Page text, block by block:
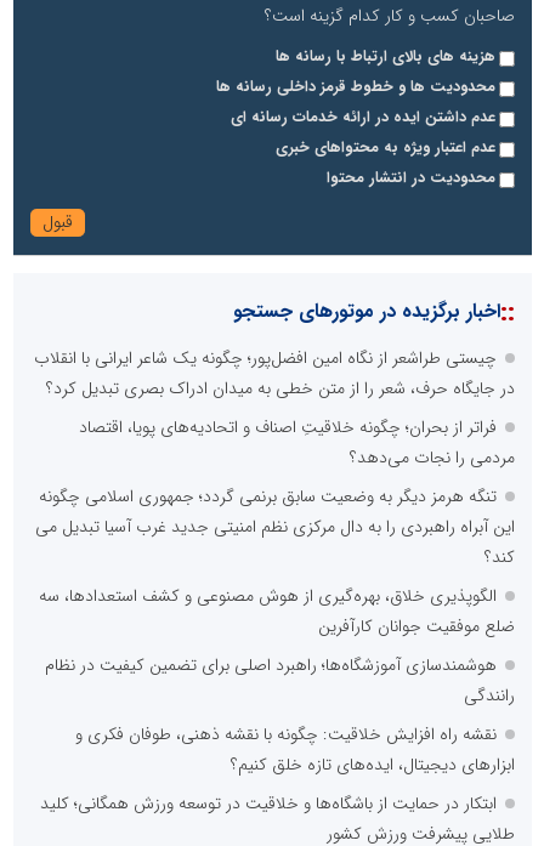
صاحبان کسب و کار کدام گزینه است؟
هزینه های بالای ارتباط با رسانه ها
محدودیت ها و خطوط قرمز داخلی رسانه ها
عدم داشتن ایده در ارائه خدمات رسانه ای
عدم اعتبار ویژه به محتواهای خبری
محدودیت در انتشار محتوا
::اخبار برگزیده در موتورهای جستجو
چیستی طراشعر از نگاه امین افضل‌پور؛ چگونه یک شاعر ایرانی با انقلاب
در جایگاه حرف، شعر را از متن خطی به میدان ادراک بصری تبدیل کرد؟
فراتر از بحران؛ چگونه خلاقیتِ اصناف و اتحادیه‌های پویا، اقتصاد
مردمی را نجات می‌دهد؟
تنگه هرمز دیگر به وضعیت سابق برنمی گردد؛ جمهوری اسلامی چگونه
این آبراه راهبردی را به دال مرکزی نظم امنیتی جدید غرب آسیا تبدیل می
کند؟
الگوپذیری خلاق، بهره‌گیری از هوش مصنوعی و کشف استعدادها، سه
ضلع موفقیت جوانان کارآفرین
هوشمندسازی آموزشگاه‌ها؛ راهبرد اصلی برای تضمین کیفیت در نظام
رانندگی
نقشه راه افزایش خلاقیت: چگونه با نقشه ذهنی، طوفان فکری و
ابزارهای دیجیتال، ایده‌های تازه خلق کنیم؟
ابتکار در حمایت از باشگاه‌ها و خلاقیت در توسعه ورزش همگانی؛ کلید
طلایی پیشرفت ورزش کشور